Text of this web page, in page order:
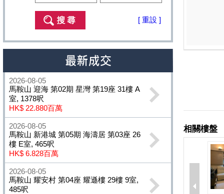
[ 重設 ]
2026-08-05
馬鞍山 迎海 第02期 星灣 第19座 31樓 A
室, 1378呎
HK$ 22.880百萬
2026-08-05
馬鞍山 新港城 第05期 海濤居 第03座 26
樓 E室, 465呎
HK$ 6.828百萬
2026-08-05
馬鞍山 耀安村 第04座 耀遜樓 29樓 9室,
485呎